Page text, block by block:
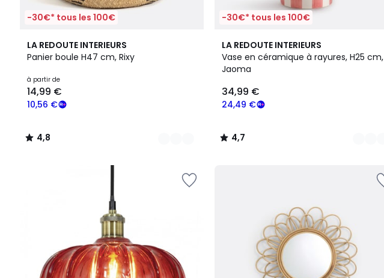
-30€* tous les 100€
LA REDOUTE INTERIEURS
Panier boule H47 cm, Rixy
Prix
à
partir
€
10,56
à partir de
10,56 €
14,99 €
4,8
/ 5
2
Couleurs
4,8
/
-30€* tous les 100€
LA REDOUTE INTERIEURS
Vase en céramique à rayures, H25 cm,
Jaoma
24,49 €
34,99 €
4,7
/ 5
7
Couleurs
4,7
/